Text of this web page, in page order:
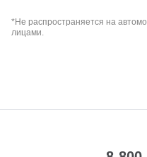
*Не распространяется на
лицами.